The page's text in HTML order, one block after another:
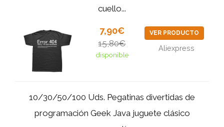
cuello...
7,90€
15,80€
disponible
VER PRODUCTO
Aliexpress
10/30/50/100 Uds. Pegatinas divertidas de
programación Geek Java juguete clásico